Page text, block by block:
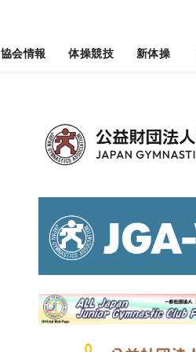
協会情報 体操競技 新体操